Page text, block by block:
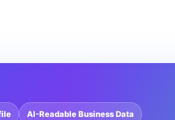
AI-Readable Business Data